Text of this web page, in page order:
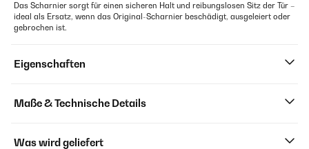
Das Scharnier sorgt für einen sicheren Halt und reibungslosen Sitz der Tür –
ideal als Ersatz, wenn das Original-Scharnier beschädigt, ausgeleiert oder
gebrochen ist.
Eigenschaften
Maße & Technische Details
Was wird geliefert